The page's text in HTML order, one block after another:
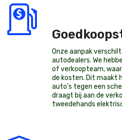
Onze aanpak
autodealers. We
of verkoopteam,
de kosten. Dit maakt
auto’s tegen een
draagt bij aan de
tweedehands